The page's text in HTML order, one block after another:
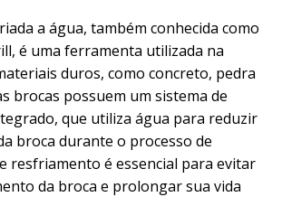
a água, também conhecida como
é uma ferramenta utilizada na
duros, como concreto, pedra
brocas possuem um sistema de
que utiliza água para reduzir
broca durante o processo de
resfriamento é essencial para evitar
da broca e prolongar sua vida